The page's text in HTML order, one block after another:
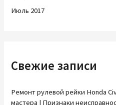
Июль 2017
Свежие записи
Ремонт рулевой рейки Honda
мастера | Признаки